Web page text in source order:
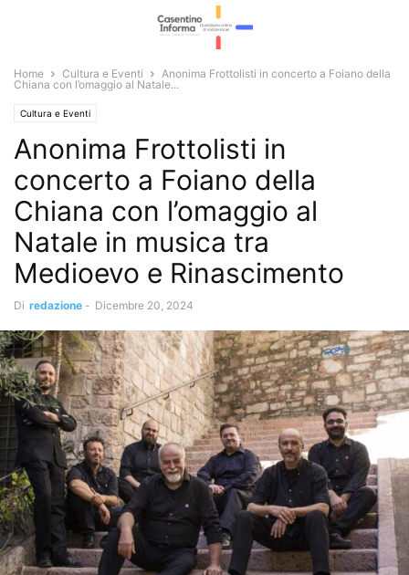
Home Cultura e Eventi
Anonima Frottolisti in concerto a Foiano della
Chiana con l’omaggio al Natale...
Cultura e Eventi
Anonima Frottolisti in
concerto a Foiano della
Chiana con l’omaggio al
Natale in musica tra
Medioevo e Rinascimento
Di redazione - Dicembre 20, 2024